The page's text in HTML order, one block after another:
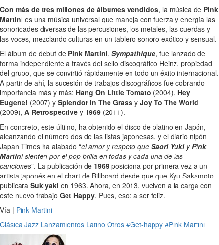
Con más de tres millones de álbumes vendidos, la música de Pink
Martini es una música universal que maneja con fuerza y energía las
sonoridades diversas de las percusiones, los metales, las cuerdas y
las voces, mezclando culturas en un tablero sonoro exótico y sensual.
El álbum de debut de Pink Martini, Sympathique, fue lanzado de
forma independiente a través del sello discográfico Heinz, propiedad
del grupo, que se convirtió rápidamente en todo un éxito internacional.
A partir de ahí, la sucesión de trabajos discográficos fue cobrando
importancia más y más: Hang On Little Tomato (2004), Hey
Eugene! (2007) y Splendor In The Grass y Joy To The World
(2009), A Retrospective y 1969 (2011).
En concreto, este último, ha obtenido el disco de platino en Japón,
alcanzando el número dos de las listas japonesas, y el diario nipón
Japan Times ha alabado “el amor y respeto que Saori YukiyPink
Martinisienten por el pop brilla en todas y cada una de las
canciones”. La publicación de 1969 posiciona por primera vez a un
artista japonés en el chart de Billboard desde que que Kyu Sakamoto
publicara Sukiyaki en 1963. Ahora, en 2013, vuelven a la carga con
este nuevo trabajo Get Happy. Pues, eso: a ser feliz.
Vía | Pink Martini
Clásica Jazz Lanzamientos Latino Otros #Get-happy #Pink Martini